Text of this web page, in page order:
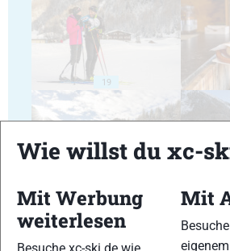
19
21
Wie willst du xc-
Mit Werbung
weiterlesen
Mit